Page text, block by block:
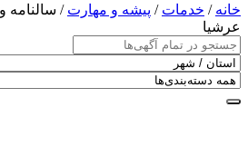
خانه/ خدمات/ پیشه و مهارت/ سالنامه
عرشیا